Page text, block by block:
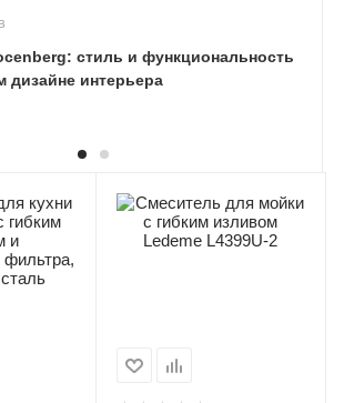
стиль и функциональность
дизайне интерьера